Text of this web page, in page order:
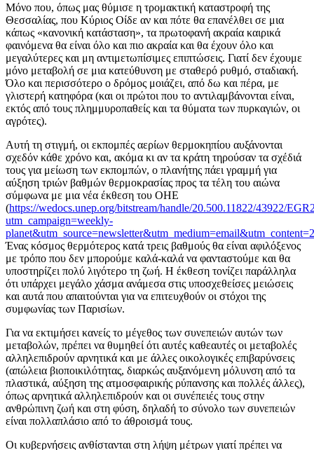
Μόνο που, όπως μας θύμισε η τρομακτική καταστροφή της
Θεσσαλίας, που Κύριος Οίδε αν και πότε θα επανέλθει σε μια
κάπως «κανονική κατάσταση», τα πρωτοφανή ακραία καιρικά
φαινόμενα θα είναι όλο και πιο ακραία και θα έχουν όλο και
μεγαλύτερες και μη αντιμετωπίσιμες επιπτώσεις. Γιατί δεν έχουμε
μόνο μεταβολή σε μια κατεύθυνση με σταθερό ρυθμό, σταδιακή.
Όλο και περισσότερο ο δρόμος μοιάζει, από δω και πέρα, με
γλιστερή κατηφόρα (και οι πρώτοι που το αντιλαμβάνονται είναι,
εκτός από τους πλημμυροπαθείς και τα θύματα των πυρκαγιών, οι
αγρότες).
Αυτή τη στιγμή, οι εκπομπές αερίων θερμοκηπίου αυξάνονται
σχεδόν κάθε χρόνο και, ακόμα κι αν τα κράτη τηρούσαν τα σχέδιά
τους για μείωση των εκπομπών, ο πλανήτης πάει γραμμή για
αύξηση τριών βαθμών θερμοκρασίας προς τα τέλη του αιώνα
σύμφωνα με μια νέα έκθεση του ΟΗΕ
(https://wedocs.unep.org/bitstream/handle/20.500.11822/43922/
utm_campaign=weekly-
Ένας κόσμος θερμότερος κατά τρεις βαθμούς θα είναι αφιλόξενος
με τρόπο που δεν μπορούμε καλά-καλά να φανταστούμε και θα
υποστηρίζει πολύ λιγότερο τη ζωή. Η έκθεση τονίζει παράλληλα
ότι υπάρχει μεγάλο χάσμα ανάμεσα στις υποσχεθείσες μειώσεις
και αυτά που απαιτούνται για να επιτευχθούν οι στόχοι της
συμφωνίας των Παρισίων.
Για να εκτιμήσει κανείς το μέγεθος των συνεπειών αυτών των
μεταβολών, πρέπει να θυμηθεί ότι αυτές καθεαυτές οι μεταβολές
αλληλεπιδρούν αρνητικά και με άλλες οικολογικές επιβαρύνσεις
(απώλεια βιοποικιλότητας, διαρκώς αυξανόμενη μόλυνση από τα
πλαστικά, αύξηση της ατμοσφαιρικής ρύπανσης και πολλές άλλες),
όπως αρνητικά αλληλεπιδρούν και οι συνέπειές τους στην
ανθρώπινη ζωή και στη φύση, δηλαδή το σύνολο των συνεπειών
είναι πολλαπλάσιο από το άθροισμά τους.
Οι κυβερνήσεις ανθίστανται στη λήψη μέτρων γιατί πρέπει να